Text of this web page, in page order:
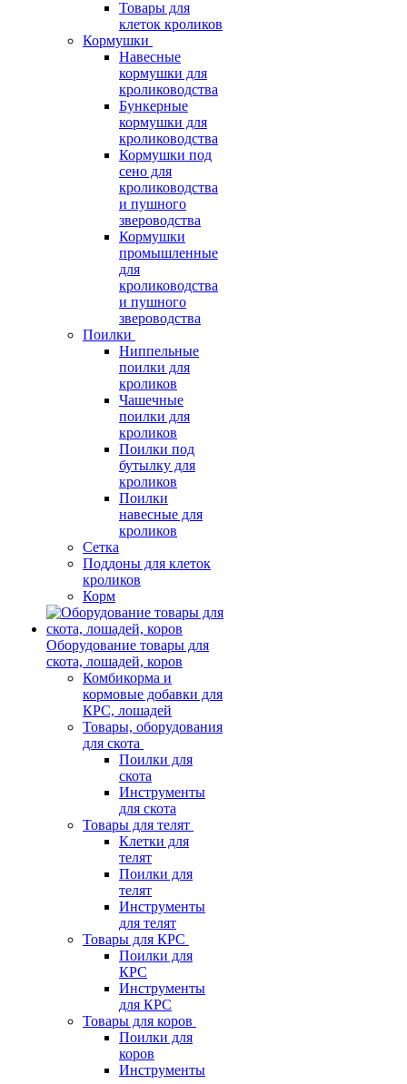
Товары для
клеток кроликов
Кормушки
Навесные
кормушки для
кролиководства
Бункерные
кормушки для
кролиководства
Кормушки под
сено для
кролиководства
и пушного
звероводства
Кормушки
промышленные
для
кролиководства
и пушного
звероводства
Поилки
Ниппельные
поилки для
кроликов
Чашечные
поилки для
кроликов
Поилки под
бутылку для
кроликов
Поилки
навесные для
кроликов
Сетка
Поддоны для клеток
кроликов
Корм
Оборудование товары для
скота, лошадей, коров
Комбикорма и
кормовые добавки для
КРС, лошадей
Товары, оборудования
для скота
Поилки для
скота
Инструменты
для скота
Товары для телят
Клетки для
телят
Поилки для
телят
Инструменты
для телят
Товары для КРС
Поилки для
КРС
Инструменты
для КРС
Товары для коров
Поилки для
коров
Инструменты